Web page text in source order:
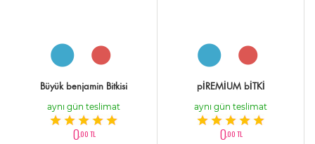
Büyük benjamin Bitkisi
aynı gün teslimat
0,00 TL
pİREMİUM bİTKİ
aynı gün teslimat
0,00 TL